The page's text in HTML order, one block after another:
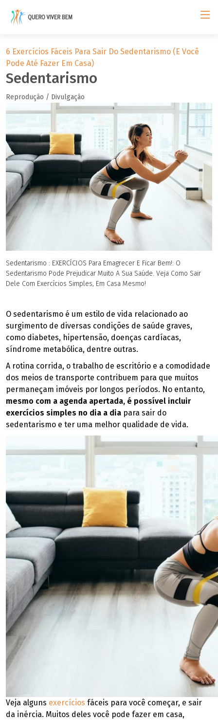
6 Exercícios Fáceis Para Sair Do Sedentarismo (e Você
Pode Até Fazer Em Casa)
Sedentarismo
Reprodução / Divulgação
Sedentarismo : EXERCÍCIOS Para Emagrecer E Ficar Bem!: O
Sedentarismo Pode Prejudicar Muito A Sua Saúde. Veja Como Sair
Dele Com Exercícios Simples, Em Casa Mesmo!
O sedentarismo é um estilo de vida relacionado ao
surgimento de diversas condições de saúde graves,
como diabetes, hipertensão, doenças cardíacas,
síndrome metabólica, dentre outras.
A rotina corrida, o trabalho de escritório e a comodidade
dos meios de transporte contribuem para que muitos
permaneçam imóveis por longos períodos. No entanto,
mesmo com a agenda apertada, é possível incluir
exercícios simples no dia a dia para sair do
sedentarismo e ter uma melhor qualidade de vida.
Veja alguns exercícios fáceis para você começar, e sair
da inércia. Muitos deles você pode fazer em casa,